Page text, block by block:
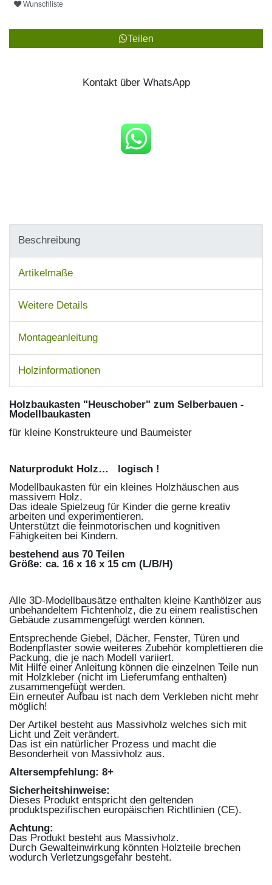
Wunschliste
Teilen
Kontakt über WhatsApp
Beschreibung
Artikelmaße
Weitere Details
Montageanleitung
Holzinformationen
Holzbaukasten "Heuschober" zum Selberbauen -
Modellbaukasten
für kleine Konstrukteure und Baumeister
Naturprodukt Holz… logisch !
Modellbaukasten für ein kleines Holzhäuschen aus
massivem Holz.
Das ideale Spielzeug für Kinder die gerne kreativ
arbeiten und experimentieren.
Unterstützt die feinmotorischen und kognitiven
Fähigkeiten bei Kindern.
bestehend aus 70 Teilen
Größe: ca. 16 x 16 x 15 cm (L/B/H)
Alle 3D-Modellbausätze enthalten kleine Kanthölzer aus
unbehandeltem Fichtenholz, die zu einem realistischen
Gebäude zusammengefügt werden können.
Entsprechende Giebel, Dächer, Fenster, Türen und
Bodenpflaster sowie weiteres Zubehör komplettieren die
Packung, die je nach Modell variiert.
Mit Hilfe einer Anleitung können die einzelnen Teile nun
mit Holzkleber (nicht im Lieferumfang enthalten)
zusammengefügt werden.
Ein erneuter Aufbau ist nach dem Verkleben nicht mehr
möglich!
Der Artikel besteht aus Massivholz welches sich mit
Licht und Zeit verändert.
Das ist ein natürlicher Prozess und macht die
Besonderheit von Massivholz aus.
Altersempfehlung: 8+
Sicherheitshinweise:
Dieses Produkt entspricht den geltenden
produktspezifischen europäischen Richtlinien (CE).
Achtung:
Das Produkt besteht aus Massivholz.
Durch Gewalteinwirkung könnten Holzteile brechen
wodurch Verletzungsgefahr besteht.